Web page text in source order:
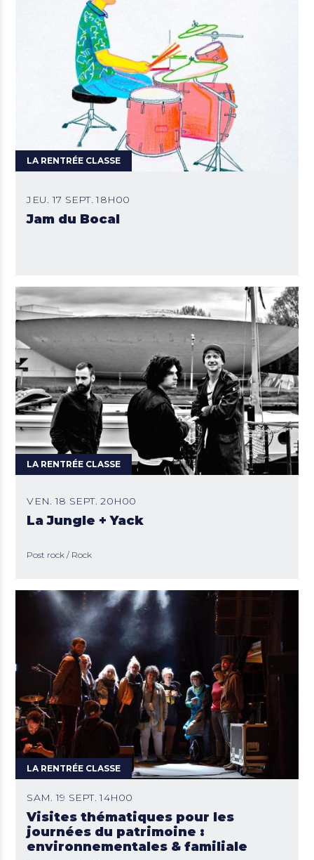
LA RENTRÉE CLASSE
JEU. 17 SEPT. 18H00
Jam du Bocal
LA RENTRÉE CLASSE
VEN. 18 SEPT. 20H00
La Jungle + Yack
Post rock Rock
LA RENTRÉE CLASSE
SAM. 19 SEPT. 14H00
Visites thématiques pour les
journées du patrimoine :
environnementales & familiale